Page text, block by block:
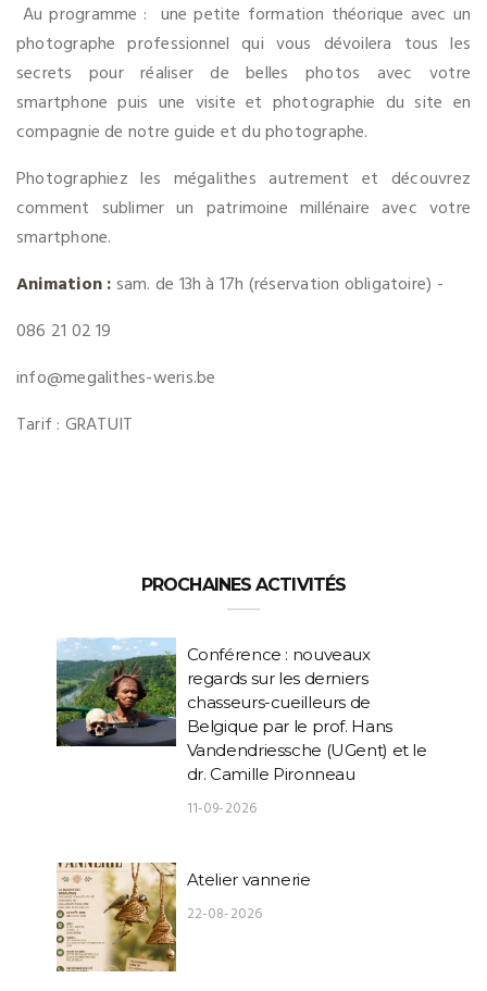
Au programme : une petite formation théorique avec un
photographe professionnel qui vous dévoilera tous les
secrets pour réaliser de belles photos avec votre
smartphone puis une visite et photographie du site en
compagnie de notre guide et du photographe.
Photographiez les mégalithes autrement et découvrez
comment sublimer un patrimoine millénaire avec votre
smartphone.
Animation :sam. de 13h à 17h (réservation obligatoire) -
086 21 02 19
info@megalithes-weris.be
Tarif : GRATUIT
PROCHAINES ACTIVITÉS
Conférence : nouveaux
regards sur les derniers
chasseurs-cueilleurs de
Belgique par le prof. Hans
Vandendriessche (UGent) et le
dr. Camille Pironneau
11-09-2026
Atelier vannerie
22-08-2026